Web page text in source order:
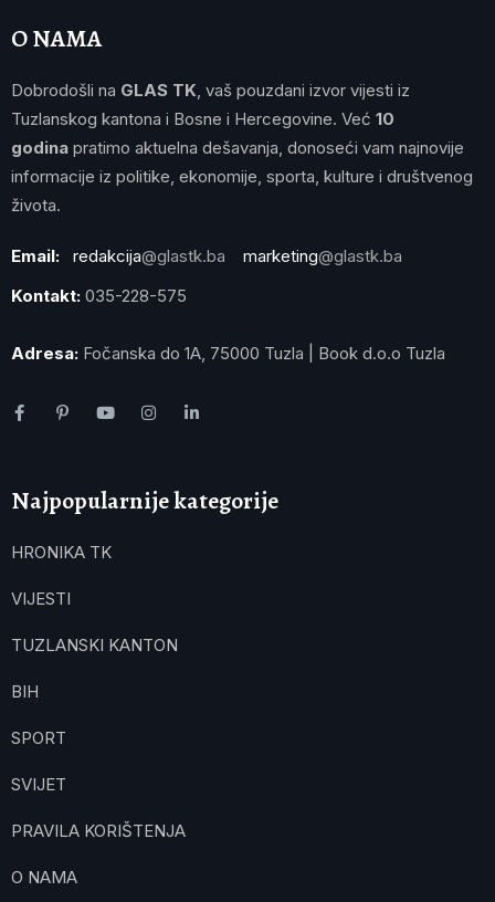
O NAMA
Dobrodošli na GLAS TK , vaš pouzdani izvor vijesti iz
Tuzlanskog kantona i Bosne i Hercegovine. Već 10
godina pratimo aktuelna dešavanja, donoseći vam najnovije
informacije iz politike, ekonomije, sporta, kulture i društvenog
života.
Email: redakcija@glastk.ba marketing@glastk.ba
Kontakt: 035-228-575
Adresa: Fočanska do 1A, 75000 Tuzla | Book d.o.o Tuzla
Najpopularnije kategorije
HRONIKA TK
VIJESTI
TUZLANSKI KANTON
BIH
SPORT
SVIJET
PRAVILA KORIŠTENJA
O NAMA